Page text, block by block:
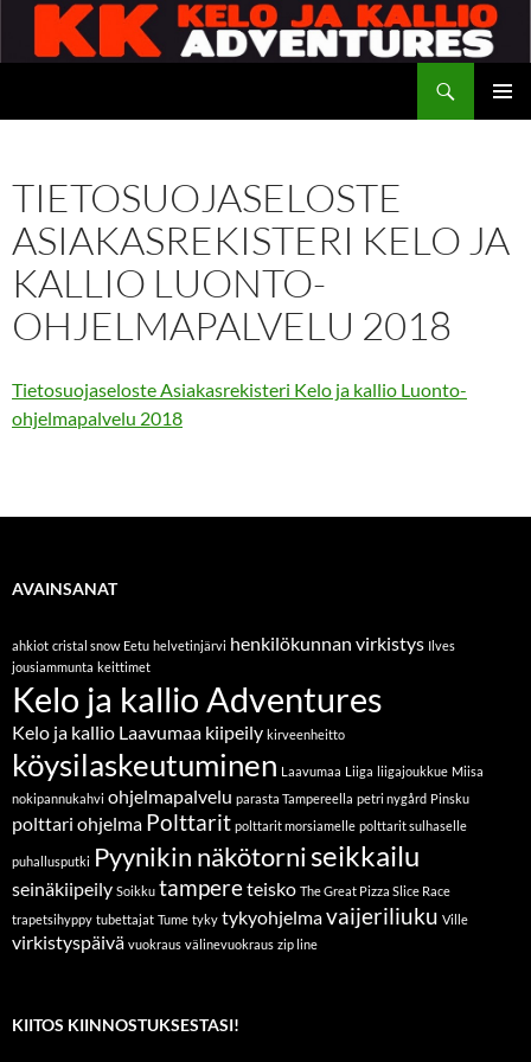
Siirry
sisältöön
TIETOSUOJASELOSTE
ASIAKASREKISTERI KELO JA
KALLIO LUONTO-
OHJELMAPALVELU 2018
Tietosuojaseloste Asiakasrekisteri Kelo ja kallio Luonto-
ohjelmapalvelu 2018
AVAINSANAT
ahkiot cristal snow Eetu helvetinjärvi henkilökunnan virkistys Ilves
jousiammunta keittimet
Kelo ja kallio Adventures
Kelo ja kallio Laavumaa kiipeily kirveenheitto
köysilaskeutuminen Laavumaa Liiga liigajoukkue Miisa
nokipannukahvi ohjelmapalvelu parasta Tampereella petri nygård Pinsku
polttari ohjelma Polttarit polttarit morsiamelle polttarit sulhaselle
puhallusputki Pyynikin näkötorniseikkailu
seinäkiipeily Soikku tampereteisko The Great Pizza Slice Race
trapetsihyppy tubettajat Tume tyky tykyohjelmavaijeriliuku Ville
virkistyspäivä vuokraus välinevuokraus zip line
KIITOS KIINNOSTUKSESTASI!